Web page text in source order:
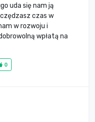
uda się nam ją
czas w
w rozwoju i
wpłatą na
0